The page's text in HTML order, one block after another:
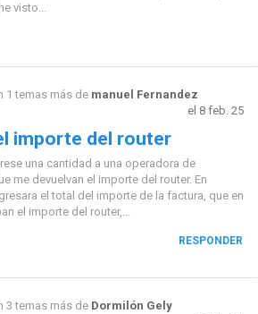
visto...
1 temas más de manuel Fernandez
el 8 feb. 25
importe del router
una cantidad a una operadora de
me devuelvan el importe del router. En
el total del importe de la factura, que en
el importe del router,...
RESPONDER
3 temas más de Dormilón Gely